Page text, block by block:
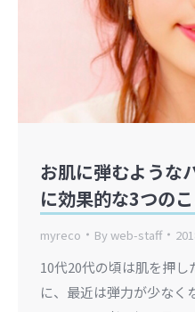
お肌に弾むような
に効果的な3つの
myreco Byweb-staff
10代20代の頃は肌を押
に、最近は弾力が少な